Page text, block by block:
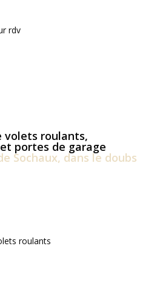
rdv
volets roulants,
portes de garage
Sochaux, dans le doubs
roulants